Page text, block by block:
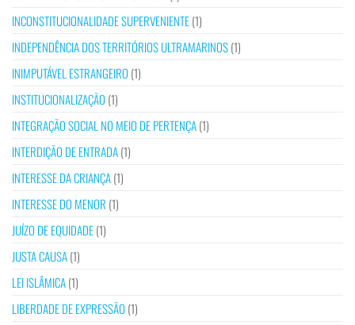
INCONSTITUCIONALIDADE SUPERVENIENTE(1)
INDEPENDÊNCIA DOS TERRITÓRIOS ULTRAMARINOS(1)
INIMPUTÁVEL ESTRANGEIRO (1)
INSTITUCIONALIZAÇÃO (1)
INTEGRAÇÃO SOCIAL NO MEIO DE PERTENÇA(1)
INTERDIÇÃO DE ENTRADA(1)
INTERESSE DA CRIANÇA(1)
INTERESSE DO MENOR (1)
JUÍZO DE EQUIDADE(1)
JUSTA CAUSA(1)
LEI ISLÂMICA(1)
LIBERDADE DE EXPRESSÃO (1)